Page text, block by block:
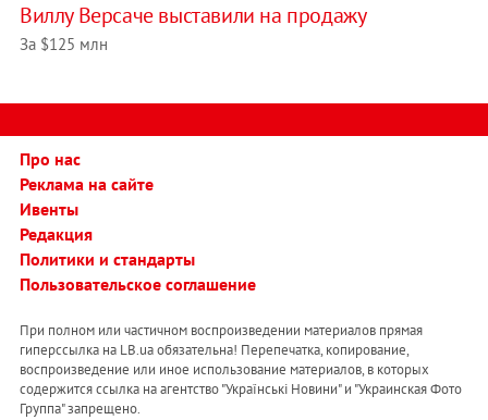
Виллу Версаче выставили на продажу
За $125 млн
Про нас
Реклама на сайте
Ивенты
Редакция
Политики и стандарты
Пользовательское соглашение
При полном или частичном воспроизведении материалов прямая
гиперссылка на LB.ua обязательна! Перепечатка, копирование,
воспроизведение или иное использование материалов, в которых
содержится ссылка на агентство "Українськi Новини" и "Украинская Фото
Группа" запрещено.